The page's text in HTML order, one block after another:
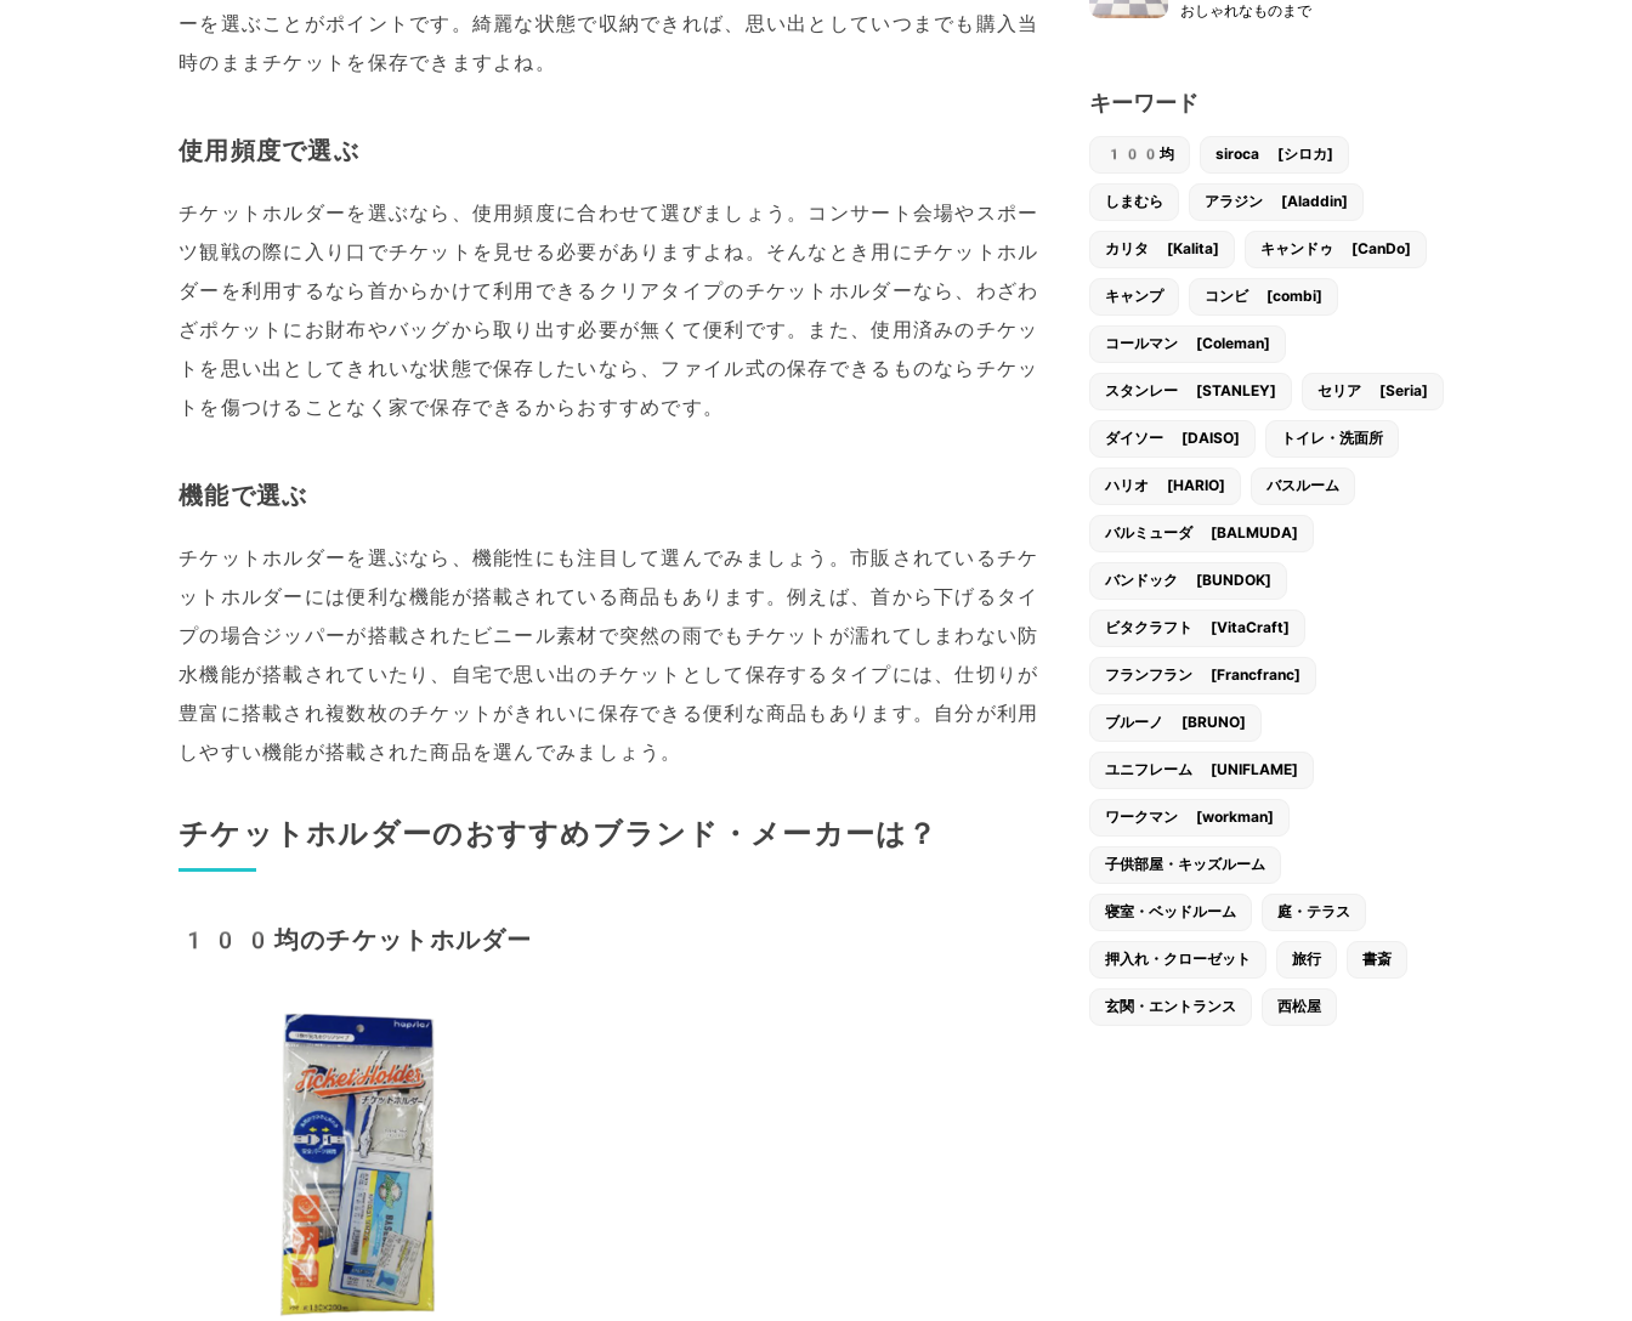
ーを選ぶことがポイントです。綺麗な状態で収納できれば、思い出としていつまでも購入当
時のままチケットを保存できますよね。
使用頻度で選ぶ
チケットホルダーを選ぶなら、使用頻度に合わせて選びましょう。コンサート会場やスポー
ツ観戦の際に入り口でチケットを見せる必要がありますよね。そんなとき用にチケットホル
ダーを利用するなら首からかけて利用できるクリアタイプのチケットホルダーなら、わざわ
ざポケットにお財布やバッグから取り出す必要が無くて便利です。また、使用済みのチケッ
トを思い出としてきれいな状態で保存したいなら、ファイル式の保存できるものならチケッ
トを傷つけることなく家で保存できるからおすすめです。
機能で選ぶ
チケットホルダーを選ぶなら、機能性にも注目して選んでみましょう。市販されているチケ
ットホルダーには便利な機能が搭載されている商品もあります。例えば、首から下げるタイ
プの場合ジッパーが搭載されたビニール素材で突然の雨でもチケットが濡れてしまわない防
水機能が搭載されていたり、自宅で思い出のチケットとして保存するタイプには、仕切りが
豊富に搭載され複数枚のチケットがきれいに保存できる便利な商品もあります。自分が利用
しやすい機能が搭載された商品を選んでみましょう。
チケットホルダーのおすすめブランド・メーカーは？
100均のチケットホルダー
おしゃれなものまで
キーワード
100均 siroca [シロカ]
しまむら アラジン [Aladdin]
カリタ [Kalita] キャンドゥ [CanDo]
キャンプ コンビ [combi]
コールマン [Coleman]
スタンレー [STANLEY] セリア [Seria]
ダイソー [DAISO] トイレ・洗面所
ハリオ [HARIO] バスルーム
バルミューダ [BALMUDA]
バンドック [BUNDOK]
ビタクラフト [VitaCraft]
フランフラン [Francfranc]
ブルーノ [BRUNO]
ユニフレーム [UNIFLAME]
ワークマン [workman]
子供部屋・キッズルーム
寝室・ベッドルーム 庭・テラス
押入れ・クローゼット 旅行 書斎
玄関・エントランス 西松屋